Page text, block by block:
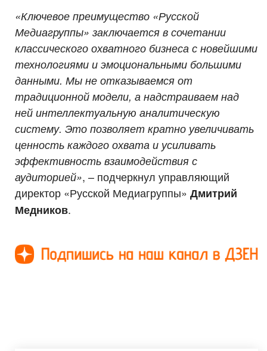
«Ключевое преимущество «Русской
Медиагруппы» заключается в сочетании
классического охватного бизнеса с новейшими
технологиями и эмоциональными большими
данными. Мы не отказываемся от
традиционной модели, а надстраиваем над
ней интеллектуальную аналитическую
систему. Это позволяет кратно увеличивать
ценность каждого охвата и усиливать
эффективность взаимодействия с
аудиторией», – подчеркнул управляющий
директор «Русской Медиагруппы» Дмитрий
Медников.